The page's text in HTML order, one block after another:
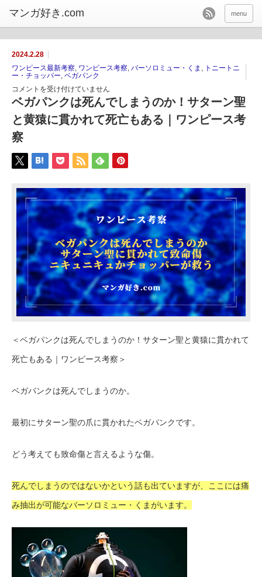
menu
2024.2.28
ワンピース最新考察, ワンピース考察, バーソロミュー・くま , トニートニ
ー・チョッパー, ベガパンク
コメントを受け付けていません
ベガパンクは死んでしまうのか！サターン聖
と黄猿に貫かれて死亡もある｜ワンピース考
察
＜ベガパンクは死んでしまうのか！サターン聖と黄猿に貫かれて
死亡もある｜ワンピース考察＞
ベガパンクは死んでしまうのか。
最初にサターン聖の爪に貫かれたベガパンクです。
どう考えても致命傷と言えるような傷。
死んでしまうのではないかという話も出ていますが、ここには痛
み抽出が可能なバーソロミュー・くまがいます。